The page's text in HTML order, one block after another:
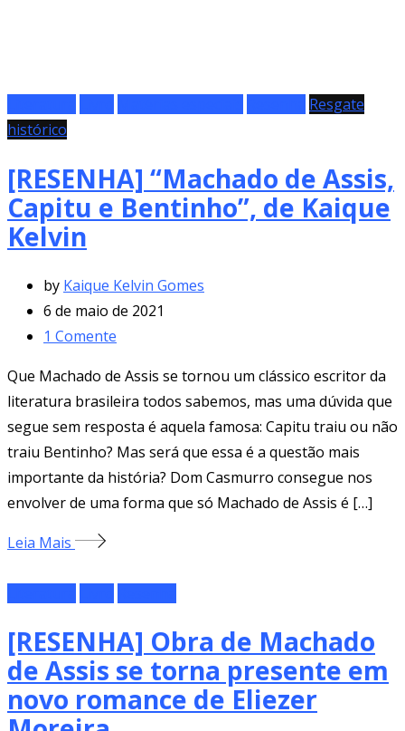
Resgate
histórico
[RESENHA] “Machado de Assis,
Capitu e Bentinho”, de Kaique
Kelvin
by Kaique Kelvin Gomes
6 de maio de 2021
1 Comente
Que Machado de Assis se tornou um clássico escritor da
literatura brasileira todos sabemos, mas uma dúvida que
segue sem resposta é aquela famosa: Capitu traiu ou não
traiu Bentinho? Mas será que essa é a questão mais
importante da história? Dom Casmurro consegue nos
envolver de uma forma que só Machado de Assis é […]
Leia Mais
[RESENHA] Obra de Machado
de Assis se torna presente em
novo romance de Eliezer